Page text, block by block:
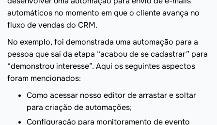
automáticos no momento em que o cliente avança no
fluxo de vendas do CRM.
No exemplo, foi demonstrada uma automação para a
pessoa que sai da etapa “acabou de se cadastrar” para
“demonstrou interesse”. Aqui os seguintes aspectos
foram mencionados:
Como acessar nosso editor de arrastar e soltar
para criação de automações;
Configuração para monitoramento de evento